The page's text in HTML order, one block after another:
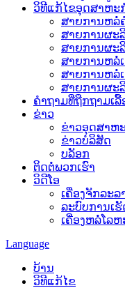
ວິທີແກ້ໄຂອຸດສາຫະ
ສາຍການຫລໍ່
ສາຍການຜະ
ສາຍການຜະ
ສາຍການຫລໍ່
ສາຍການຫລໍ່ເ
ສາຍການຜະ
ຄຳຖາມທີ່ຖືກຖາມເລື້
ຂ່າວ
ຂ່າວອຸດສາຫ
ຂ່າວບໍລິສັດ
ບລັອກ
ຕິດຕໍ່ພວກເຮົາ
ວິດີໂອ
ເຄື່ອງຈັກລະ
ລະບົບການເ
ເຄື່ອງຫລໍ່ໂລ
Language
ບ້ານ
ວິທີແກ້ໄຂ